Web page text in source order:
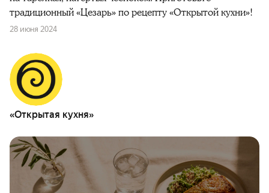
традиционный «Цезарь» по рецепту «Открытой кухни»!
28 июня 2024
«Открытая кухня»